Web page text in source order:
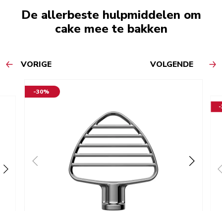
De allerbeste hulpmiddelen om
cake mee te bakken
VORIGE VOLGENDE
-30%
-